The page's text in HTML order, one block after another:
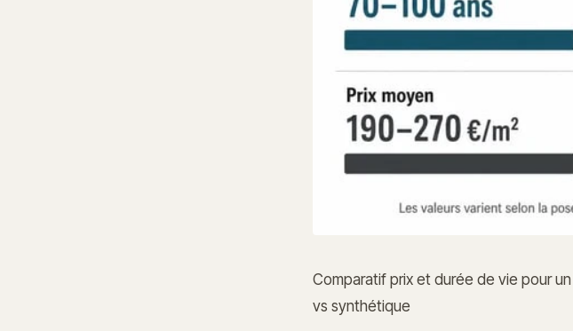
Comparatif prix et durée de vie pour
vs synthétique